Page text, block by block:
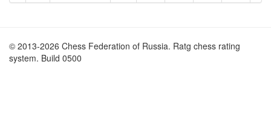
© 2013-2026 Chess Federation of Russia. Ratg chess rating
system. Build 0500